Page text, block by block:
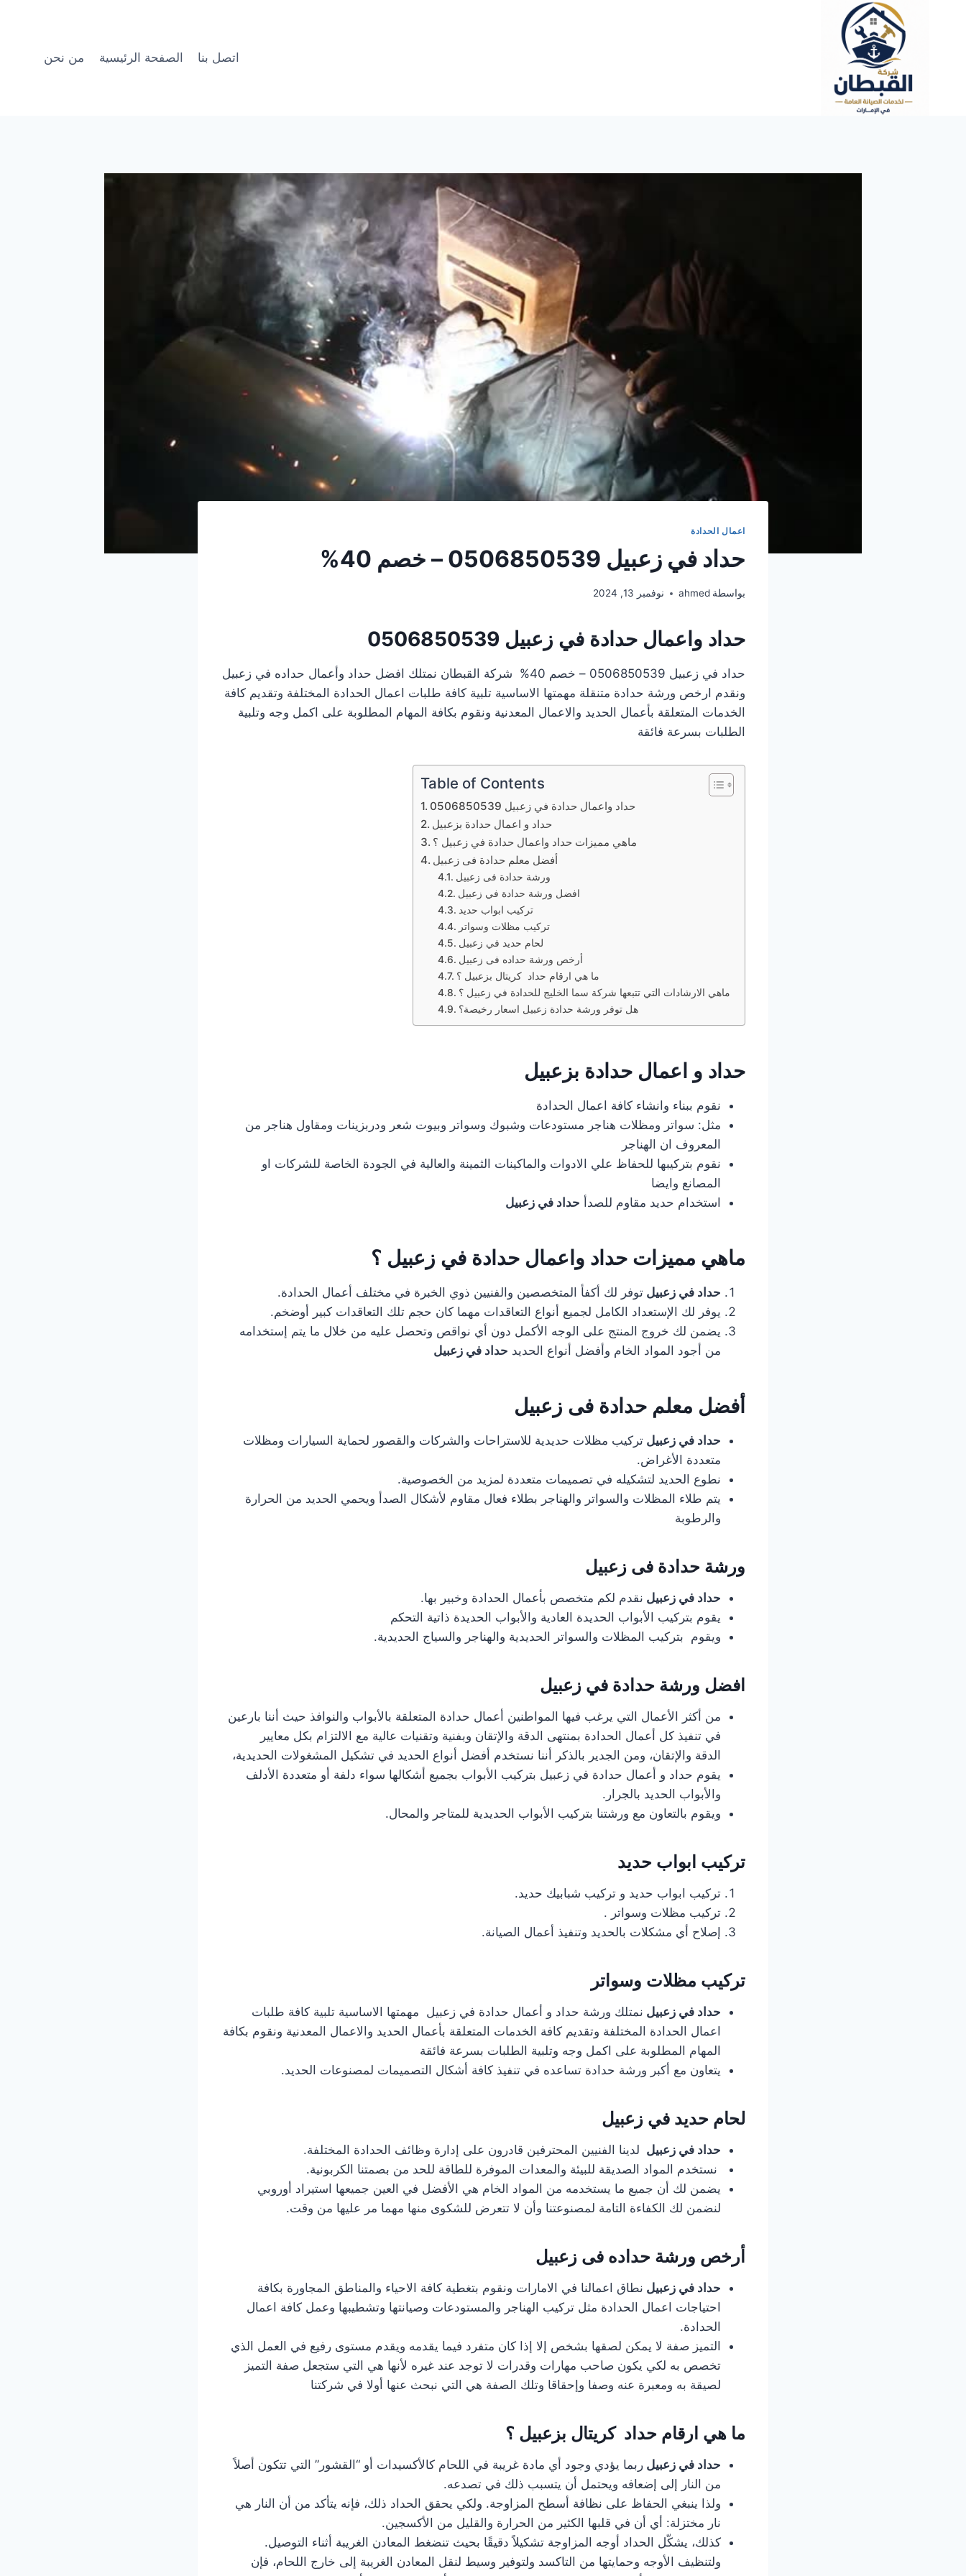
اتصل بنا الصفحة الرئيسية من نحن
اعمال الحدادة
حداد في زعبيل 0506850539 – خصم 40%
بواسطة ahmed نوفمبر 13, 2024
حداد واعمال حدادة في زعبيل 0506850539
حداد في زعبيل 0506850539 – خصم 40% شركة القبطان نمتلك افضل حداد وأعمال حداده في زعبيل
ونقدم ارخص ورشة حدادة متنقلة مهمتها الاساسية تلبية كافة طلبات اعمال الحدادة المختلفة وتقديم كافة
الخدمات المتعلقة بأعمال الحديد والاعمال المعدنية ونقوم بكافة المهام المطلوبة على اكمل وجه وتلبية
الطلبات بسرعة فائقة
Table of Contents
حداد واعمال حدادة في زعبيل 0506850539
حداد و اعمال حدادة بزعبيل
ماهي مميزات حداد واعمال حدادة في زعبيل ؟
أفضل معلم حدادة فى زعبيل
ورشة حدادة فى زعبيل
افضل ورشة حدادة في زعبيل
تركيب ابواب حديد
تركيب مظلات وسواتر
لحام حديد في زعبيل
أرخص ورشة حداده فى زعبيل
ما هي ارقام حداد كريتال بزعبيل ؟
ماهي الارشادات التي تتبعها شركة سما الخليج للحدادة في زعبيل ؟
هل توفر ورشة حدادة زعبيل اسعار رخيصة؟
حداد و اعمال حدادة بزعبيل
نقوم ببناء وانشاء كافة اعمال الحدادة
مثل: سواتر ومظلات هناجر مستودعات وشبوك وسواتر وبيوت شعر ودربزينات ومقاول هناجر من
المعروف ان الهناجر
نقوم بتركيبها للحفاظ علي الادوات والماكينات الثمينة والعالية في الجودة الخاصة للشركات او
المصانع وايضا
استخدام حديد مقاوم للصدأ حداد في زعبيل
ماهي مميزات حداد واعمال حدادة في زعبيل ؟
حداد في زعبيل توفر لك أكفأ المتخصصين والفنيين ذوي الخبرة في مختلف أعمال الحدادة.
يوفر لك الإستعداد الكامل لجميع أنواع التعاقدات مهما كان حجم تلك التعاقدات كبير أوضخم.
يضمن لك خروج المنتج على الوجه الأكمل دون أي نواقص وتحصل عليه من خلال ما يتم إستخدامه
من أجود المواد الخام وأفضل أنواع الحديد حداد في زعبيل
أفضل معلم حدادة فى زعبيل
حداد في زعبيل تركيب مظلات حديدية للاستراحات والشركات والقصور لحماية السيارات ومظلات
متعددة الأغراض.
نطوع الحديد لتشكيله في تصميمات متعددة لمزيد من الخصوصية.
يتم طلاء المظلات والسواتر والهناجر بطلاء فعال مقاوم لأشكال الصدأ ويحمي الحديد من الحرارة
والرطوبة
ورشة حدادة فى زعبيل
حداد في زعبيل نقدم لكم متخصص بأعمال الحدادة وخبير بها.
يقوم بتركيب الأبواب الحديدة العادية والأبواب الحديدة ذاتية التحكم
ويقوم بتركيب المظلات والسواتر الحديدية والهناجر والسياج الحديدية.
افضل ورشة حدادة في زعبيل
من أكثر الأعمال التي يرغب فيها المواطنين أعمال حدادة المتعلقة بالأبواب والنوافذ حيث أننا بارعين
في تنفيذ كل أعمال الحدادة بمنتهى الدقة والإتقان وبفنية وتقنيات عالية مع الالتزام بكل معايير
الدقة والإتقان، ومن الجدير بالذكر أننا نستخدم أفضل أنواع الحديد في تشكيل المشغولات الحديدية،
يقوم حداد و أعمال حدادة في زعبيل بتركيب الأبواب بجميع أشكالها سواء دلفة أو متعددة الأدلف
والأبواب الحديد بالجرار.
ويقوم بالتعاون مع ورشتنا بتركيب الأبواب الحديدية للمتاجر والمحال.
تركيب ابواب حديد
تركيب ابواب حديد و تركيب شبابيك حديد.
تركيب مظلات وسواتر .
إصلاح أي مشكلات بالحديد وتنفيذ أعمال الصيانة.
تركيب مظلات وسواتر
حداد في زعبيل نمتلك ورشة حداد و أعمال حدادة في زعبيل مهمتها الاساسية تلبية كافة طلبات
اعمال الحدادة المختلفة وتقديم كافة الخدمات المتعلقة بأعمال الحديد والاعمال المعدنية ونقوم بكافة
المهام المطلوبة على اكمل وجه وتلبية الطلبات بسرعة فائقة
يتعاون مع أكبر ورشة حدادة تساعده في تنفيذ كافة أشكال التصميمات لمصنوعات الحديد.
لحام حديد في زعبيل
حداد في زعبيل لدينا الفنيين المحترفين قادرون على إدارة وظائف الحدادة المختلفة.
نستخدم المواد الصديقة للبيئة والمعدات الموفرة للطاقة للحد من بصمتنا الكربونية.
يضمن لك أن جميع ما يستخدمه من المواد الخام هي الأفضل في العين جميعها استيراد أوروبي
لنضمن لك الكفاءة التامة لمصنوعتنا وأن لا تتعرض للشكوى منها مهما مر عليها من وقت.
أرخص ورشة حداده فى زعبيل
حداد في زعبيل نطاق اعمالنا في الامارات ونقوم بتغطية كافة الاحياء والمناطق المجاورة بكافة
احتياجات اعمال الحدادة مثل تركيب الهناجر والمستودعات وصيانتها وتشطيبها وعمل كافة اعمال
الحدادة.
التميز صفة لا يمكن لصقها بشخص إلا إذا كان متفرد فيما يقدمه ويقدم مستوى رفيع في العمل الذي
تخصص به لكي يكون صاحب مهارات وقدرات لا توجد عند غيره لأنها هي التي ستجعل صفة التميز
لصيقة به ومعبرة عنه وصفا وإحقاقا وتلك الصفة هي التي نبحث عنها أولا في شركتنا
ما هي ارقام حداد كريتال بزعبيل ؟
حداد في زعبيل ربما يؤدي وجود أي مادة غريبة في اللحام كالأكسيدات أو “القشور” التي تتكون أصلاً
من النار إلى إضعافه ويحتمل أن يتسبب ذلك في تصدعه.
ولذا ينبغي الحفاظ على نظافة أسطح المزاوجة. ولكي يحقق الحداد ذلك، فإنه يتأكد من أن النار هي
نار مختزلة: أي أن في قلبها الكثير من الحرارة والقليل من الأكسجين.
كذلك، يشكّل الحداد أوجه المزاوجة تشكيلاً دقيقًا بحيث تنضغط المعادن الغريبة أثناء التوصيل.
ولتنظيف الأوجه وحمايتها من التاكسد ولتوفير وسيط لنقل المعادن الغريبة إلى خارج اللحام، فإن